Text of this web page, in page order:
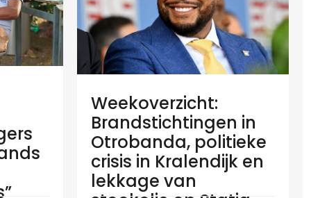
Weekoverzicht:
Brandstichtingen in
Otrobanda, politieke
crisis in Kralendijk en
lekkage van